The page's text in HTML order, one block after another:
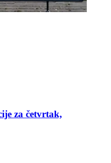
za četvrtak,